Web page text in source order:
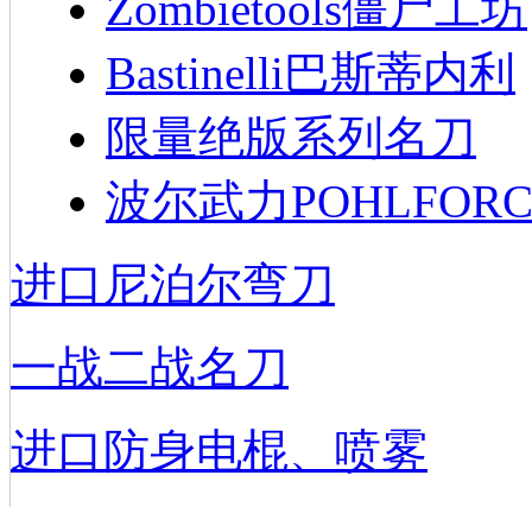
Bastinelli巴斯蒂内利
限量绝版系列名刀
波尔武力
进口尼泊尔弯刀
一战二战名刀
进口防身电棍、喷雾